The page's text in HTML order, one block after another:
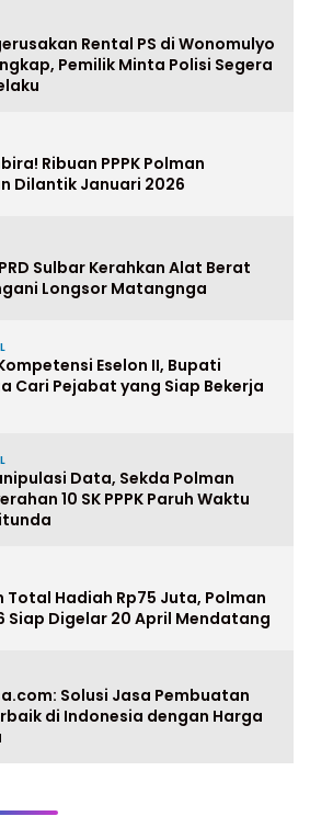
Rental PS di Wonomulyo
Pemilik Minta Polisi Segera
Ribuan PPPK Polman
Dilantik Januari 2026
Sulbar Kerahkan Alat Berat
Longsor Matangnga
Eselon II, Bupati
Cari Pejabat yang Siap Bekerja
Data, Sekda Polman
10 SK PPPK Paruh Waktu
Total Hadiah Rp75 Juta, Polman
Siap Digelar 20 April Mendatang
Solusi Jasa Pembuatan
di Indonesia dengan Harga